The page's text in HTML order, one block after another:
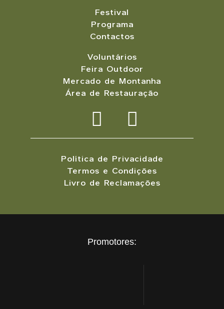
Festival
Programa
Contactos
Voluntários
Feira Outdoor
Mercado de Montanha
Área de Restauração
Política de Privacidade
Termos e Condições
Livro de Reclamações
Promotores: